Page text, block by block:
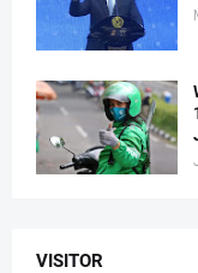
VISITOR